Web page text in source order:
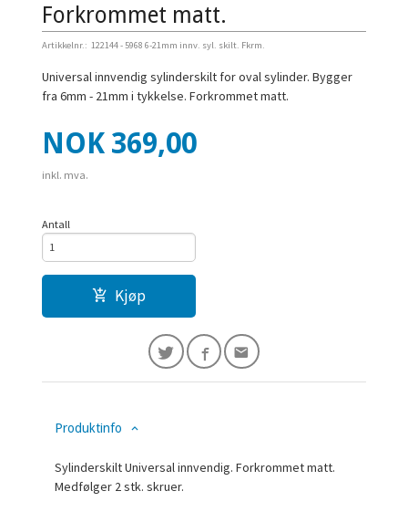
Forkrommet matt.
Artikkelnr.: 122144 - 5968 6-21mm innv. syl. skilt. Fkrm.
Universal innvendig sylinderskilt for oval sylinder. Bygger
fra 6mm - 21mm i tykkelse. Forkrommet matt.
Pris
NOK 369,00
inkl. mva.
Antall
Kjøp
Produktinfo
Sylinderskilt Universal innvendig. Forkrommet matt.
Medfølger 2 stk. skruer.